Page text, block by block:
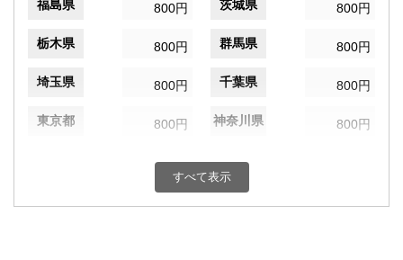
福島県 800円 茨城県 800円
栃木県 800円 群馬県 800円
埼玉県 800円 千葉県 800円
東京都 800円 神奈川県 800円
800円 富山県
すべて表示